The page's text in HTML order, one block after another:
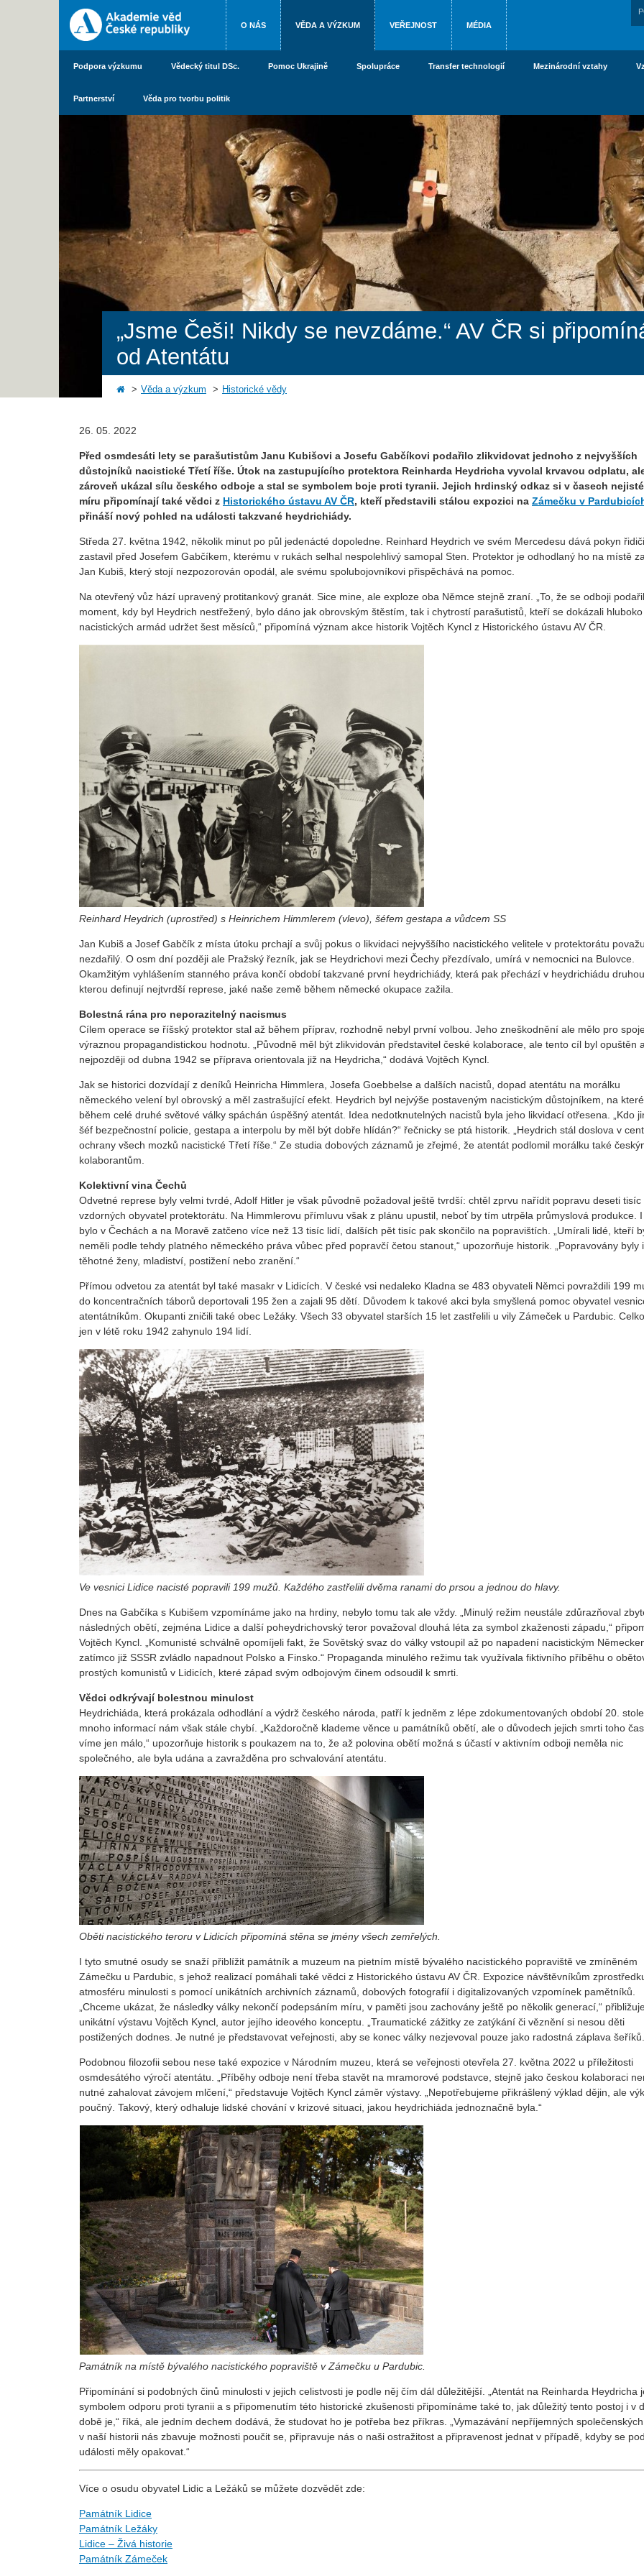
O NÁS VĚDA A VÝZKUM VEŘEJNOST MÉDIA
Podpora výzkumu Vědecký titul DSc. Pomoc Ukrajině Spolupráce Transfer technologií Mezinárodní vztahy
Partnerství Věda pro tvorbu politik
„Jsme Češi! Nikdy se nevzdáme.“ AV ČR si
od Atentátu
Věda a výzkum Historické vědy
26. 05. 2022
Před osmdesáti lety se parašutistům Janu Kubišovi a Josefu Gabčíkovi podařilo zlikvidovat jednoho z nejvyšších
důstojníků nacistické Třetí říše. Útok na zastupujícího protektora Reinharda Heydricha vyvolal krvavou odplatu,
zároveň ukázal sílu českého odboje a stal se symbolem boje proti tyranii. Jejich hrdinský odkaz si v časech
míru připomínají také vědci z Historického ústavu AV ČR, kteří představili stálou expozici na Zámečku v
přináší nový pohled na události takzvané heydrichiády.
Středa 27. května 1942, několik minut po půl jedenácté dopoledne. Reinhard Heydrich ve svém Mercedesu dává pokyn
zastavil před Josefem Gabčíkem, kterému v rukách selhal nespolehlivý samopal Sten. Protektor je odhodlaný ho na místě
Jan Kubiš, který stojí nezpozorován opodál, ale svému spolubojovníkovi přispěchává na pomoc.
Na otevřený vůz hází upravený protitankový granát. Sice mine, ale exploze oba Němce stejně zraní. „To, že se odboji
moment, kdy byl Heydrich nestřežený, bylo dáno jak obrovským štěstím, tak i chytrostí parašutistů, kteří se dokázali hluboko
nacistických armád udržet šest měsíců,“ připomíná význam akce historik Vojtěch Kyncl z Historického ústavu AV ČR.
Reinhard Heydrich (uprostřed) s Heinrichem Himmlerem (vlevo), šéfem gestapa a vůdcem SS
Jan Kubiš a Josef Gabčík z místa útoku prchají a svůj pokus o likvidaci nejvyššího nacistického velitele v protektorátu
nezdařilý. O osm dní později ale Pražský řezník, jak se Heydrichovi mezi Čechy přezdívalo, umírá v nemocnici na Bulovce.
Okamžitým vyhlášením stanného práva končí období takzvané první heydrichiády, která pak přechází v heydrichiádu
kterou definují nejtvrdší represe, jaké naše země během německé okupace zažila.
Bolestná rána pro neporazitelný nacismus
Cílem operace se říšský protektor stal až během příprav, rozhodně nebyl první volbou. Jeho zneškodnění ale mělo pro
výraznou propagandistickou hodnotu. „Původně měl být zlikvidován představitel české kolaborace, ale tento cíl byl opuštěn
nejpozději od dubna 1942 se příprava orientovala již na Heydricha,“ dodává Vojtěch Kyncl.
Jak se historici dozvídají z deníků Heinricha Himmlera, Josefa Goebbelse a dalších nacistů, dopad atentátu na morálku
německého velení byl obrovský a měl zastrašující efekt. Heydrich byl nejvýše postaveným nacistickým důstojníkem, na
během celé druhé světové války spáchán úspěšný atentát. Idea nedotknutelných nacistů byla jeho likvidací otřesena. „Kdo
šéf bezpečnostní policie, gestapa a interpolu by měl být dobře hlídán?“ řečnicky se ptá historik. „Heydrich stál doslova v
ochrany všech mozků nacistické Třetí říše.“ Ze studia dobových záznamů je zřejmé, že atentát podlomil morálku také
kolaborantům.
Kolektivní vina Čechů
Odvetné represe byly velmi tvrdé, Adolf Hitler je však původně požadoval ještě tvrdší: chtěl zprvu nařídit popravu deseti tisíc
vzdorných obyvatel protektorátu. Na Himmlerovu přímluvu však z plánu upustil, neboť by tím utrpěla průmyslová produkce.
bylo v Čechách a na Moravě zatčeno více než 13 tisíc lidí, dalších pět tisíc pak skončilo na popravištích. „Umírali lidé, kteří
neměli podle tehdy platného německého práva vůbec před popravčí četou stanout,“ upozorňuje historik. „Popravovány byly i
těhotné ženy, mladiství, postižení nebo zranění.“
Přímou odvetou za atentát byl také masakr v Lidicích. V české vsi nedaleko Kladna se 483 obyvateli Němci povraždili 199
do koncentračních táborů deportovali 195 žen a zajali 95 dětí. Důvodem k takové akci byla smyšlená pomoc obyvatel
atentátníkům. Okupanti zničili také obec Ležáky. Všech 33 obyvatel starších 15 let zastřelili u vily Zámeček u Pardubic.
jen v létě roku 1942 zahynulo 194 lidí.
Ve vesnici Lidice nacisté popravili 199 mužů. Každého zastřelili dvěma ranami do prsou a jednou do hlavy.
Dnes na Gabčíka s Kubišem vzpomínáme jako na hrdiny, nebylo tomu tak ale vždy. „Minulý režim neustále zdůrazňoval
následných obětí, zejména Lidice a další poheydrichovský teror považoval dlouhá léta za symbol zkaženosti západu,“
Vojtěch Kyncl. „Komunisté schválně opomíjeli fakt, že Sovětský svaz do války vstoupil až po napadení nacistickým
zatímco již SSSR zvládlo napadnout Polsko a Finsko.“ Propaganda minulého režimu tak využívala fiktivního příběhu o
prostých komunistů v Lidicích, které západ svým odbojovým činem odsoudil k smrti.
Vědci odkrývají bolestnou minulost
Heydrichiáda, která prokázala odhodlání a výdrž českého národa, patří k jedněm z lépe zdokumentovaných období 20.
mnoho informací nám však stále chybí. „Každoročně klademe věnce u památníků obětí, ale o důvodech jejich smrti toho
víme jen málo,“ upozorňuje historik s poukazem na to, že až polovina obětí možná s účastí v aktivním odboji neměla nic
společného, ale byla udána a zavražděna pro schvalování atentátu.
Oběti nacistického teroru v Lidicích připomíná stěna se jmény všech zemřelých.
I tyto smutné osudy se snaží přiblížit památník a muzeum na pietním místě bývalého nacistického popraviště ve zmíněném
Zámečku u Pardubic, s jehož realizací pomáhali také vědci z Historického ústavu AV ČR. Expozice návštěvníkům
atmosféru minulosti s pomocí unikátních archivních záznamů, dobových fotografií i digitalizovaných vzpomínek pamětníků.
„Chceme ukázat, že následky války nekončí podepsáním míru, v paměti jsou zachovány ještě po několik generací,“
unikátní výstavu Vojtěch Kyncl, autor jejího ideového konceptu. „Traumatické zážitky ze zatýkání či věznění si nesou děti
postižených dodnes. Je nutné je představovat veřejnosti, aby se konec války nezjevoval pouze jako radostná záplava
Podobnou filozofii sebou nese také expozice v Národním muzeu, která se veřejnosti otevřela 27. května 2022 u příležitosti
osmdesátého výročí atentátu. „Příběhy odboje není třeba stavět na mramorové podstavce, stejně jako českou kolaboraci
nutné zahalovat závojem mlčení,“ představuje Vojtěch Kyncl záměr výstavy. „Nepotřebujeme přikrášlený výklad dějin, ale
poučný. Takový, který odhaluje lidské chování v krizové situaci, jakou heydrichiáda jednoznačně byla.“
Památník na místě bývalého nacistického popraviště v Zámečku u Pardubic.
Připomínání si podobných činů minulosti v jejich celistvosti je podle něj čím dál důležitější. „Atentát na Reinharda Heydricha
symbolem odporu proti tyranii a s připomenutím této historické zkušenosti připomínáme také to, jak důležitý tento postoj i v
době je,“ říká, ale jedním dechem dodává, že studovat ho je potřeba bez příkras. „Vymazávání nepříjemných
v naší historii nás zbavuje možnosti poučit se, připravuje nás o naši ostražitost a připravenost jednat v případě, kdyby se
události měly opakovat.“
Více o osudu obyvatel Lidic a Ležáků se můžete dozvědět zde:
Památník Lidice
Památník Ležáky
Lidice – Živá historie
Památník Zámeček